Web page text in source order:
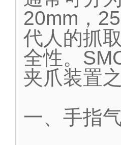
20mm，
代人的抓
全性。
夹爪装置
一、手指